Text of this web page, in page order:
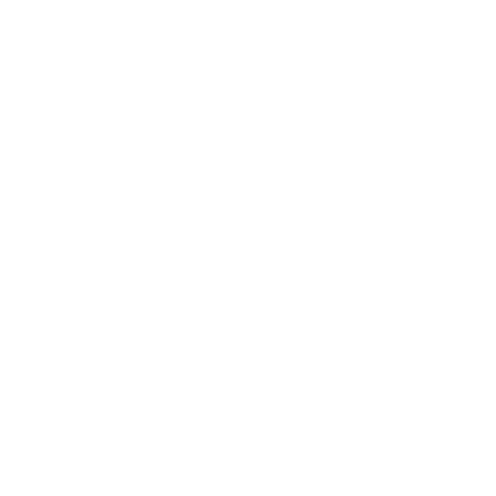
«Долями»
заказа
Сплит в
через Пэй